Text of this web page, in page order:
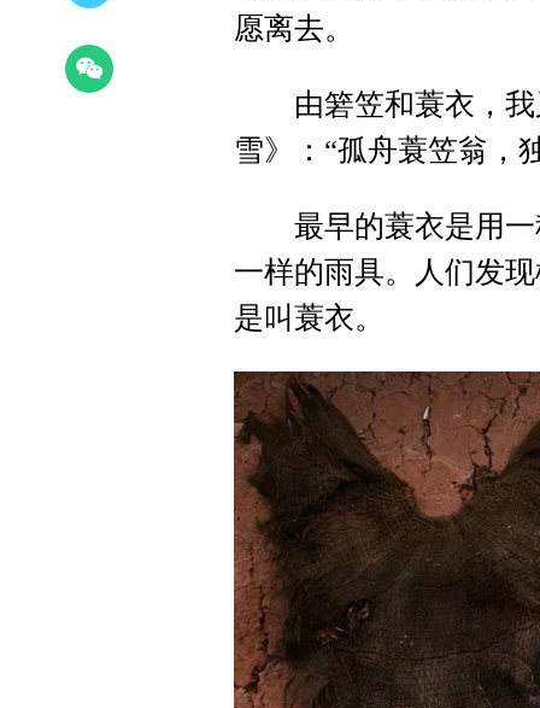
愿离去。
由箬笠和蓑衣，我
雪》：“孤舟蓑笠翁，
最早的蓑衣是用一
一样的雨具。人们发
是叫蓑衣。